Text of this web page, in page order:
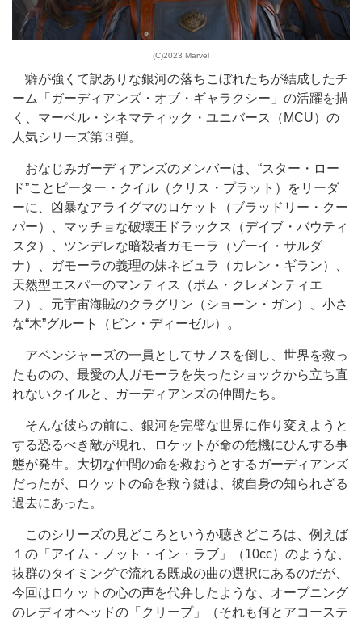
(C)2023 Marvel
癖が強くて訳ありな銀河の落ちこぼれたちが結成したチ
ーム「ガーディアンズ・オブ・ギャラクシー」の活躍を描
く、マーベル・シネマティック・ユニバース（MCU）の
人気シリーズ第３弾。
おなじみガーディアンズのメンバーは、“スター・ロー
ド”ことピーター・クイル（クリス・プラット）をリーダ
ーに、凶暴なアライグマのロケット（ブラッドリー・クー
パー）、マッチョな破壊王ドラックス（デイブ・バウティ
スタ）、ツンデレな暗殺者ガモーラ（ゾーイ・サルダ
ナ）、ガモーラの義理の妹ネビュラ（カレン・ギラン）、
天然型エスパーのマンティス（ポム・クレメンティエ
フ）、元宇宙海賊のクラグリン（ショーン・ガン）、小さ
な“木”グルート（ビン・ディーゼル）。
アベンジャーズの一員としてサノスを倒し、世界を救っ
たものの、最愛の人ガモーラを失ったショックから立ち直
れないクイルと、ガーディアンズの仲間たち。
そんな彼らの前に、銀河を完璧な世界に作り変えようと
する恐るべき敵が現れ、ロケットが命の危機にひんする事
態が発生。大切な仲間の命を救おうとするガーディアンズ
だったが、ロケットの命を救う鍵は、彼自身の知られざる
過去にあった。
このシリーズの見どころというか聴きどころは、例えば
１の「アイム・ノット・イン・ラブ」（10cc）のような、
抜群のタイミングで流れる既成の曲の選択にあるのだが、
今回はロケットの心の声を代弁したような、オープニング
のレディオヘッドの「クリープ」（それも何とアコーステ